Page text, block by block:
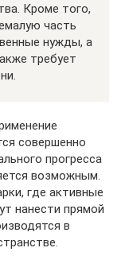
Кроме того,
часть
нужды, а
требует
совершенно
прогресса
возможным.
где активные
нанести прямой
в